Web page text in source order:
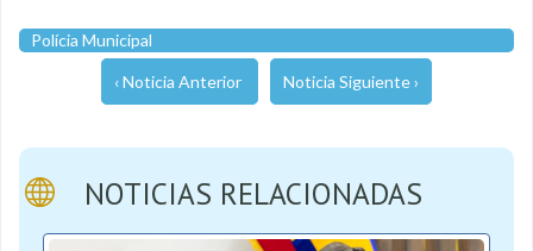
Polícia Municipal
‹ Noticia Anterior Noticia Siguiente ›
NOTICIAS RELACIONADAS